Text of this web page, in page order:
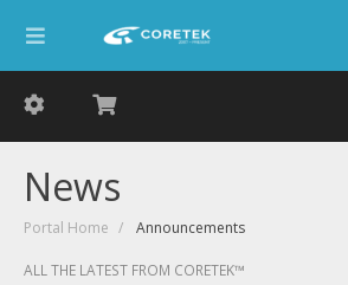
News
Portal Home Announcements
ALL THE LATEST FROM CORETEK™